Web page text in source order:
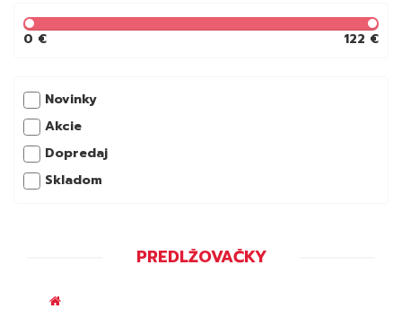
0 € 122 €
Novinky
Akcie
Dopredaj
Skladom
PREDLŽOVAČKY